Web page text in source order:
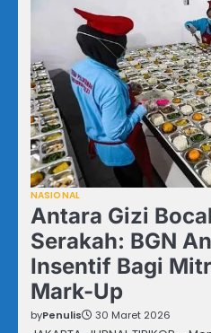
NASIONAL
Antara Gizi
Serakah: BGN
Insentif Bagi
Mark-Up
byPenulis 30 Maret 2026